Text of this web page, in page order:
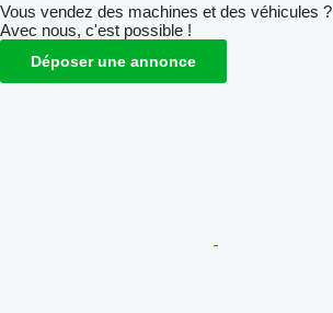
Vous vendez des machines et des véhicules ?
Avec nous, c'est possible !
Déposer une annonce